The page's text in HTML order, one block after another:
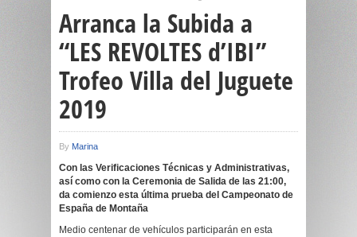
Arranca la Subida a
“LES REVOLTES d’IBI”
Trofeo Villa del Juguete
2019
By Marina
Con las Verificaciones Técnicas y Administrativas,
así como con la Ceremonia de Salida de las 21:00,
da comienzo esta última prueba del Campeonato de
España de Montaña
Medio centenar de vehículos participarán en esta